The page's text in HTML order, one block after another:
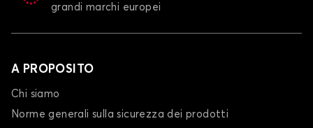
grandi marchi europei
A PROPOSITO
Chi siamo
Norme generali sulla sicurezza dei prodotti